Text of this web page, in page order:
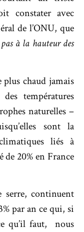
constater avec
de l’ONU, que
à la hauteur des
chaud jamais
des températures
naturelles –
sont la
liés à
20% en France
serre, continuent
par an ce qui, si
qu’il faut, nous